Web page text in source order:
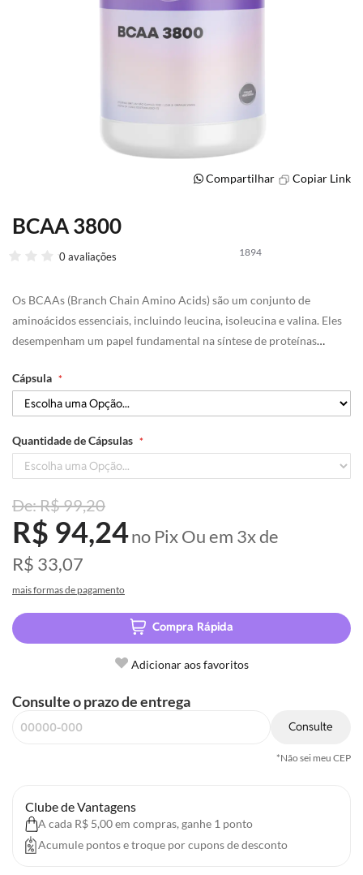
BCAA 3800
1894
0 avaliações
Os BCAAs (Branch Chain Amino Acids) são um conjunto de
aminoácidos essenciais, incluindo leucina, isoleucina e valina. Eles
desempenham um papel fundamental na síntese de proteínas
durante o exercício e promovendo o crescimento muscular.
Cápsula
Quantidade de Cápsulas
R$ 99,20
R$ 94,24no PixOu em 3xde
R$ 33,07
mais formas de pagamento
Compra Rápida
Adicionar aos favoritos
Consulte o prazo de entrega
Consulte
*Não sei meu CEP
Clube de Vantagens
A cada R$ 5,00 em compras, ganhe 1 ponto
Acumule pontos e troque por cupons de desconto
Compartilhar Copiar Link
Saltar
para
Galeria
de
imagens